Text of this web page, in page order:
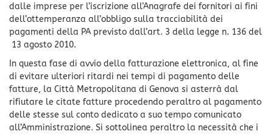
dalle imprese per l’iscrizione all’Anagrafe dei fornitori ai fini
dell’ottemperanza all’obbligo sulla tracciabilità dei
pagamenti della PA previsto dall’art. 3 della legge n. 136 del
13 agosto 2010.
In questa fase di avvio della fatturazione elettronica, al fine
di evitare ulteriori ritardi nei tempi di pagamento delle
fatture, la Città Metropolitana di Genova si asterrà dal
rifiutare le citate fatture procedendo peraltro al pagamento
delle stesse sul conto dedicato a suo tempo comunicato
all’Amministrazione. Si sottolinea peraltro la necessità che i